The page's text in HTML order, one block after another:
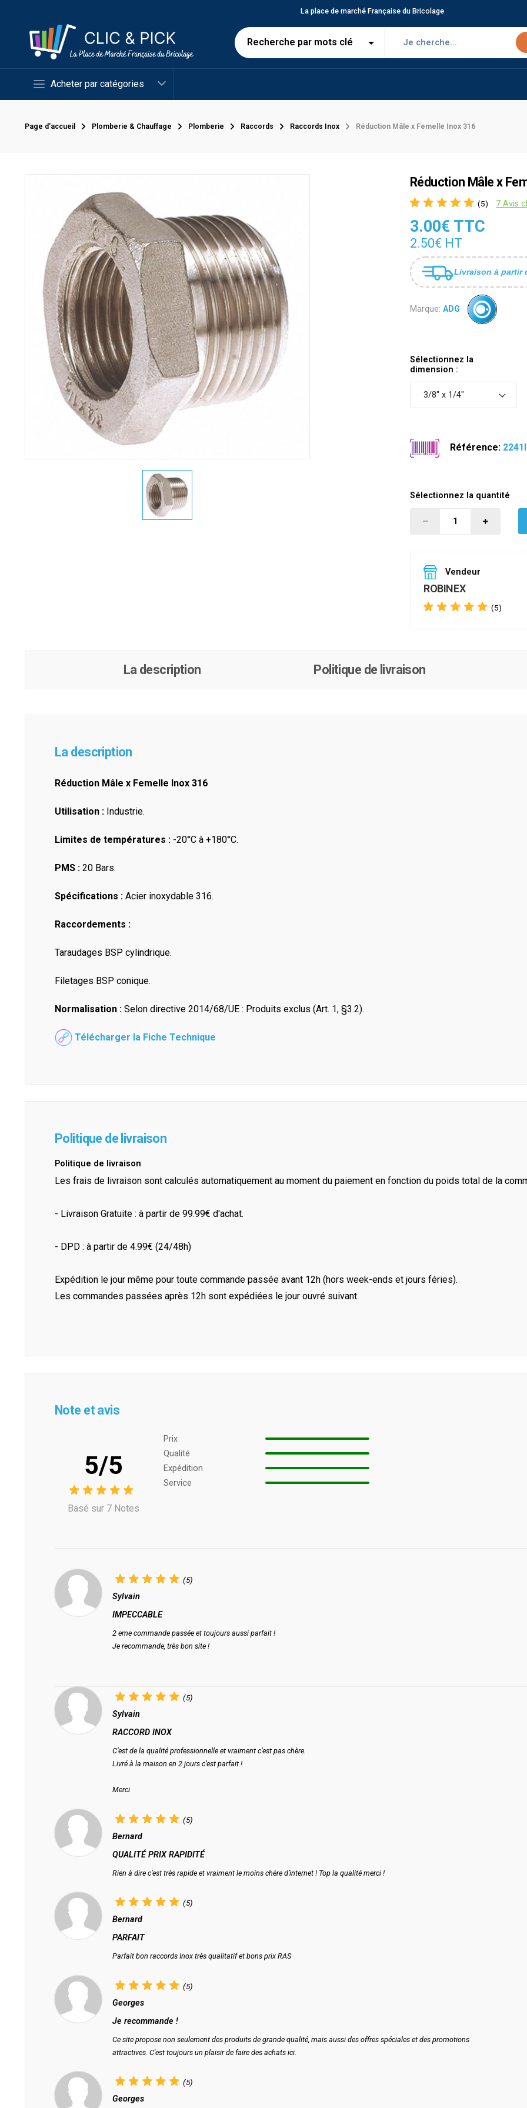
La place de marché Française du Bricolage
Acheter par catégories
Page d'accueil Plomberie & Chauffage Plomberie Raccords Raccords Inox Réduction Mâle x Femelle Inox 316
Réduction Mâle x
(5) 7 Avis
3.00€ TTC
2.50€ HT
Livraison à partir
Marque: ADG
Sélectionnez la
dimension :
3/8" x 1/4"
Référence:
Sélectionnez la quantité
Vendeur
ROBINEX
(5)
La description Politique de livraison
La description
Réduction Mâle x Femelle Inox 316
Utilisation : Industrie.
Limites de températures : -20°C à +180°C.
PMS : 20 Bars.
Spécifications : Acier inoxydable 316.
Raccordements :
Taraudages BSP cylindrique.
Filetages BSP conique.
Normalisation : Selon directive 2014/68/UE : Produits exclus (Art. 1, §3.2).
Télécharger la Fiche Technique
Politique de livraison
Politique de livraison
Les frais de livraison sont calculés automatiquement au moment du paiement en fonction du poids total de la
- Livraison Gratuite : à partir de 99.99€ d'achat.
- DPD : à partir de 4.99€ (24/48h)
Expédition le jour même pour toute commande passée avant 12h (hors week-ends et jours féries).
Les commandes passées après 12h sont expédiées le jour ouvré suivant.
Note et avis
5/5
Basé sur 7 Notes
Prix ​​
Qualité
Expédition
Service
(5)
Sylvain
IMPECCABLE
2 eme commande passée et toujours aussi parfait !
Je recommande, très bon site !
(5)
Sylvain
RACCORD INOX
C’est de la qualité professionnelle et vraiment c’est pas chère.
Livré à la maison en 2 jours c’est parfait !
Merci
(5)
Bernard
QUALITÉ PRIX RAPIDITÉ
Rien à dire c’est très rapide et vraiment le moins chère d’internet ! Top la qualité merci !
(5)
Bernard
PARFAIT
Parfait bon raccords Inox très qualitatif et bons prix RAS
(5)
Georges
Je recommande !
Ce site propose non seulement des produits de grande qualité, mais aussi des offres spéciales et des promotions
attractives. C'est toujours un plaisir de faire des achats ici.
(5)
Georges